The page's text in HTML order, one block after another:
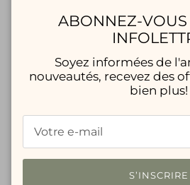
Service de retrait disponible à
ABONNEZ-VOUS
Soyez informées de
nouveautés, recevez des
bien plus!
S’INSCRIRE